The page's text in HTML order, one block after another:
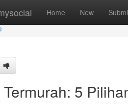
Home New
Termurah: 5